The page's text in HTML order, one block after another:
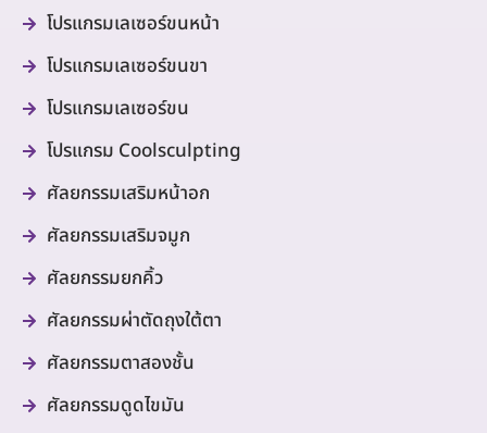
โปรแกรมเลเซอร์ขนหน้า
โปรแกรมเลเซอร์ขนขา
โปรแกรมเลเซอร์ขน
โปรแกรม Coolsculpting
ศัลยกรรมเสริมหน้าอก
ศัลยกรรมเสริมจมูก
ศัลยกรรมยกคิ้ว
ศัลยกรรมผ่าตัดถุงใต้ตา
ศัลยกรรมตาสองชั้น
ศัลยกรรมดูดไขมัน